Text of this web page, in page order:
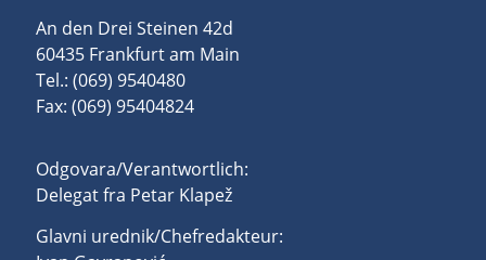
An den Drei Steinen 42d
60435 Frankfurt am Main
Tel.: (069) 9540480
Fax: (069) 95404824
Odgovara/Verantwortlich:
Delegat fra Petar Klapež
Glavni urednik/Chefredakteur: